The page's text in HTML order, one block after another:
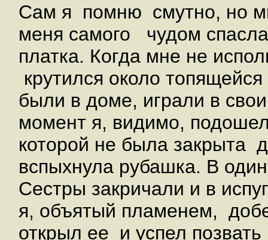
Сам я помню смутно, но
меня самого чудом
платка. Когда мне не
крутился около
были в доме, играли в
момент я, видимо,
которой не была закрыта
вспыхнула рубашка. В
Сестры закричали и в
я, объятый пламенем,
открыл ее и успел